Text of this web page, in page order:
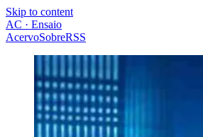
Skip to content
AC · Ensaio
AcervoSobreRSS